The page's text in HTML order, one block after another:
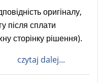
оригіналу,
після сплати
сторінку рішення).
czytaj dalej...